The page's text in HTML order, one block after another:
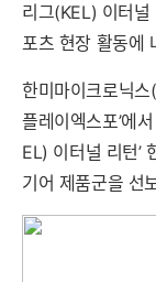
리그(KEL) 이터널
포츠 현장 활동에
한미마이크로닉
플레이엑스포’에
EL) 이터널 리턴’
기어 제품군을 선